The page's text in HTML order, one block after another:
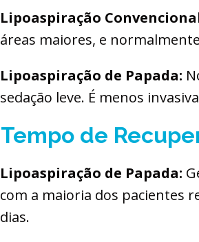
Lipoaspiração
áreas maiores, e
Lipoaspiração de Papada:
sedação leve. É menos
Tempo de
Lipoaspiração de Papada:
com a maioria dos pacientes
dias.